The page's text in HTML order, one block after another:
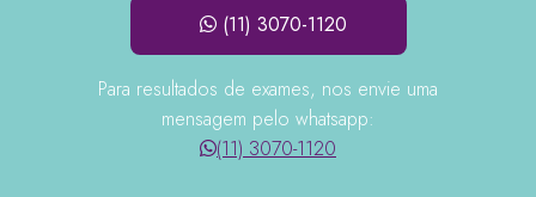
(11) 3070-1120
Para resultados de exames, nos envie uma
mensagem pelo whatsapp:
(11) 3070-1120